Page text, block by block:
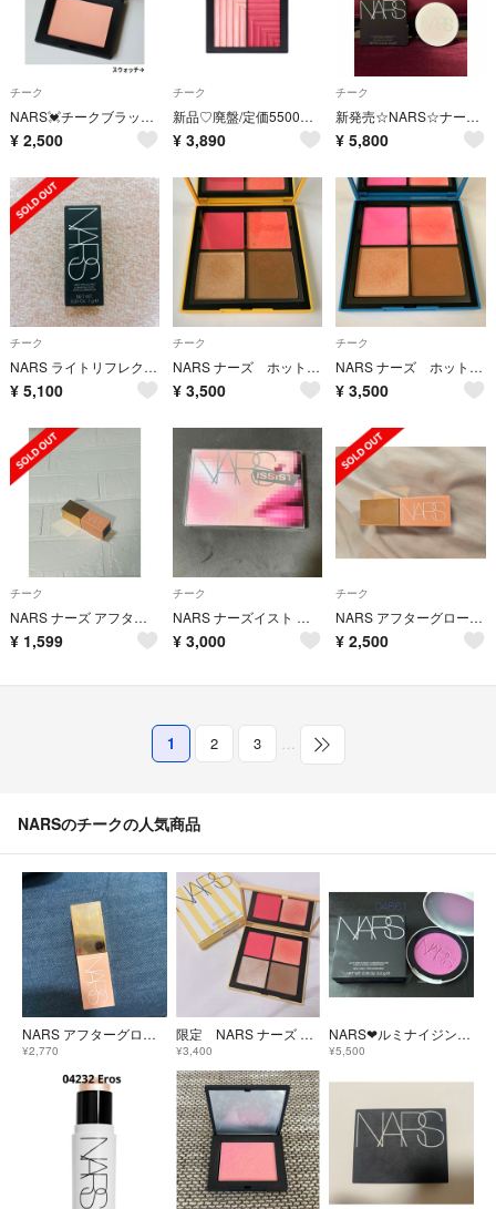
チーク
NARS💓チークブラッシュ N927
¥ 2,500
チーク
新品♡廃盤/定価5500円 ナーズ デュアルインテンシティーブラッシュ5503
¥ 3,890
チーク
新発売☆NARS☆ナーズ☆チーク
¥ 5,800
チーク
NARS ライトリフレクティング ルミナイジングスティック
¥ 5,100
チーク
NARS ナーズ ホットエスケープ チークパレットⅡチーク
¥ 3,500
チーク
NARS ナーズ ホットエスケープ チークパレットⅠ チーク
¥ 3,500
チーク
NARS ナーズ アフターグロー リキッドブラッシュ 02799 ORGASM
¥ 1,599
チーク
NARS ナーズイスト ウォンテッド チークパレットⅠ
¥ 3,000
チーク
NARS アフターグロー リキッドブラッシュ 02802
¥ 2,500
1 2 3 …
NARSのチークの人気商品
NARS アフターグローリキッドブラッシュ オーガズム 02799
¥2,770
限定 NARS ナーズ ホットエスケープチークパレットⅡ
¥3,400
NARS❤︎ルミナイジングブラッシュ❤︎04861❤︎
¥5,500